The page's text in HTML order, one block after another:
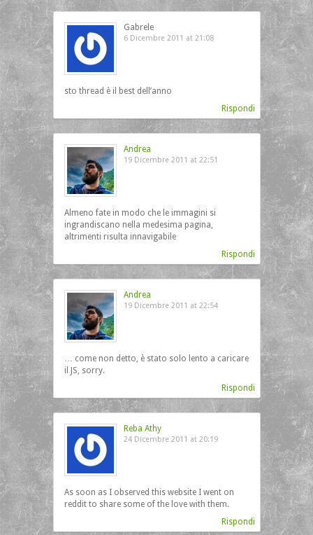
Gabrele
6 Dicembre 2011 at 21:08
sto thread è il best dell’anno
Rispondi
Andrea
19 Dicembre 2011 at 22:51
Almeno fate in modo che le immagini si
ingrandiscano nella medesima pagina,
altrimenti risulta innavigabile
Rispondi
Andrea
19 Dicembre 2011 at 22:54
… come non detto, è stato solo lento a caricare
il JS, sorry.
Rispondi
Reba Athy
24 Dicembre 2011 at 20:19
As soon as I observed this website I went on
reddit to share some of the love with them.
Rispondi